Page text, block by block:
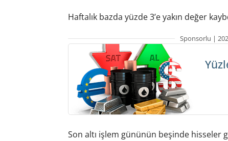
Haftalık bazda yüzde 3’e yakın değer
Sponsorlu |
Son altı işlem gününün beşinde hisseler